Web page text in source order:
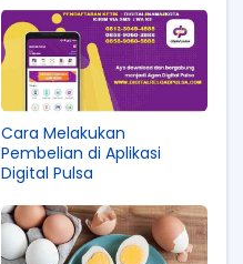
Cara Melakukan
Pembelian di Aplikasi
Digital Pulsa